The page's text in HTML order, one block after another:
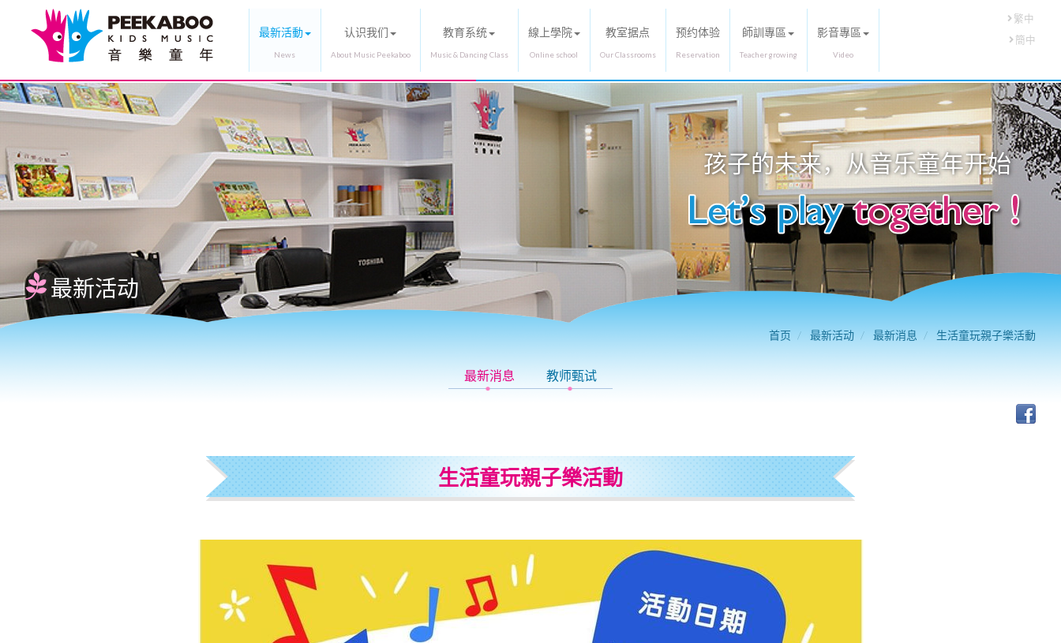
繁中
簡中
最新活動 认识我们 教育系统 線上學院 教室据点 预约体验 師訓專區 影音專區
孩子的未来，从音乐童年开始
首页 最新活动 最新消息 生活童玩親子樂活動
最新活动
最新消息 教师甄试
生活童玩親子樂活動